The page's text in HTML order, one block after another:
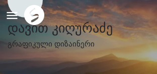
დავით კიღურაძე
გრაფიკული დიზაინერი